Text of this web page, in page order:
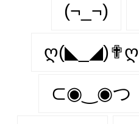
(¬_¬)
ღ(◣_◢)✟ღ
⊂◉‿◉つ